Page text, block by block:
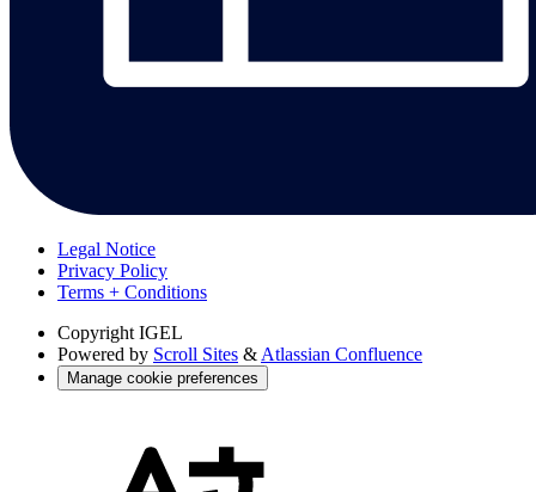
Legal Notice
Privacy Policy
Terms + Conditions
Copyright IGEL
Powered by Scroll Sites &Atlassian Confluence
Manage cookie preferences